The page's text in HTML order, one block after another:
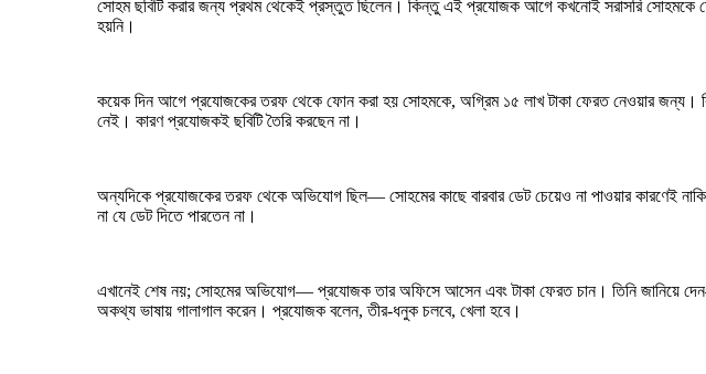
সোহম ছবিটি করার জন্য প্রথম থেকেই প্রস্তুত ছিলেন। কিন্তু এই প্রযোজক আগে কখনোই সরাসরি সোহমকে
হয়নি।
কয়েক দিন আগে প্রযোজকের তরফ থেকে ফোন করা হয় সোহমকে, অগ্রিম ১৫ লাখ টাকা ফেরত নেওয়ার জন্য।
নেই। কারণ প্রযোজকই ছবিটি তৈরি করছেন না।
অন্যদিকে প্রযোজকের তরফ থেকে অভিযোগ ছিল— সোহমের কাছে বারবার ডেট চেয়েও না পাওয়ার কারণেই
না যে ডেট দিতে পারতেন না।
এখানেই শেষ নয়; সোহমের অভিযোগ— প্রযোজক তার অফিসে আসেন এবং টাকা ফেরত চান। তিনি জানিয়ে
অকথ্য ভাষায় গালাগাল করেন। প্রযোজক বলেন, তীর-ধনুক চলবে, খেলা হবে।